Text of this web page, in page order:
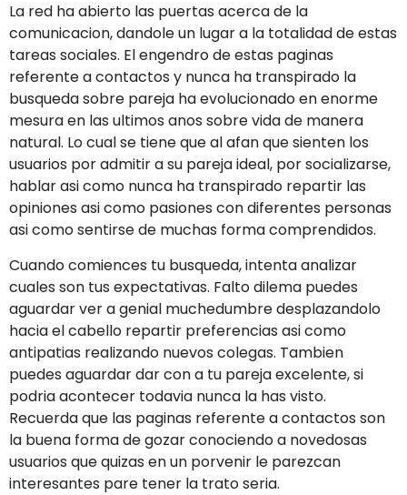
La red ha abierto las puertas acerca de la
comunicacion, dandole un lugar a la totalidad de estas
tareas sociales. El engendro de estas paginas
referente a contactos y nunca ha transpirado la
busqueda sobre pareja ha evolucionado en enorme
mesura en las ultimos anos sobre vida de manera
natural. Lo cual se tiene que al afan que sienten los
usuarios por admitir a su pareja ideal, por socializarse,
hablar asi­ como nunca ha transpirado repartir las
opiniones asi­ como pasiones con diferentes personas
asi­ como sentirse de muchas forma comprendidos.
Cuando comiences tu busqueda, intenta analizar
cuales son tus expectativas. Falto dilema puedes
aguardar ver a genial muchedumbre desplazandolo
hacia el cabello repartir preferencias asi­ como
antipatias realizando nuevos colegas. Tambien
puedes aguardar dar con a tu pareja excelente, si
podria acontecer todavia nunca la has visto.
Recuerda que las paginas referente a contactos son
la buena forma de gozar conociendo a novedosas
usuarios que quizas en un porvenir le parezcan
interesantes pare tener la trato seria.